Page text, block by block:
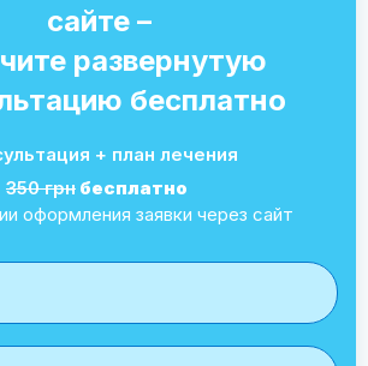
сайте –
развернутую
бесплатно
+ план лечения
350 грн бесплатно
оформления заявки через сайт